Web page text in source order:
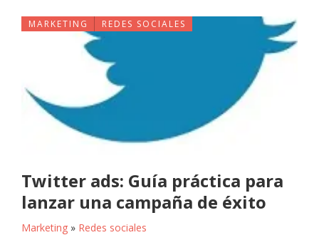
MARKETING REDES SOCIALES
Twitter ads: Guía práctica para
lanzar una campaña de éxito
Marketing » Redes sociales